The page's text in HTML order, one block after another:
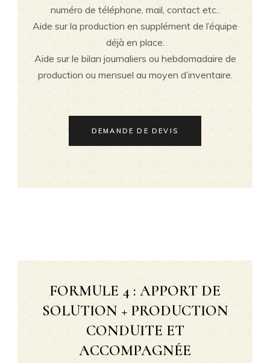
numéro de téléphone, mail, contact etc..
Aide sur la production en supplément de l’équipe
déjà en place.
Aide sur le bilan journaliers ou hebdomadaire de
production ou mensuel au moyen d’inventaire.
DEMANDE DE DEVIS
FORMULE 4 : APPORT DE
SOLUTION + PRODUCTION
CONDUITE ET
ACCOMPAGNÉE